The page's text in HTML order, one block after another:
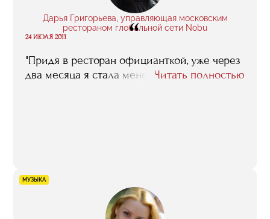
Дарья Григорьева, управляющая московским
рестораном глобальной сети Nobu
“
24 ИЮЛЯ 2011
"Придя в ресторан официанткой, уже через
два месяца я стала менеджером".Читать полностью
МУЗЫКА